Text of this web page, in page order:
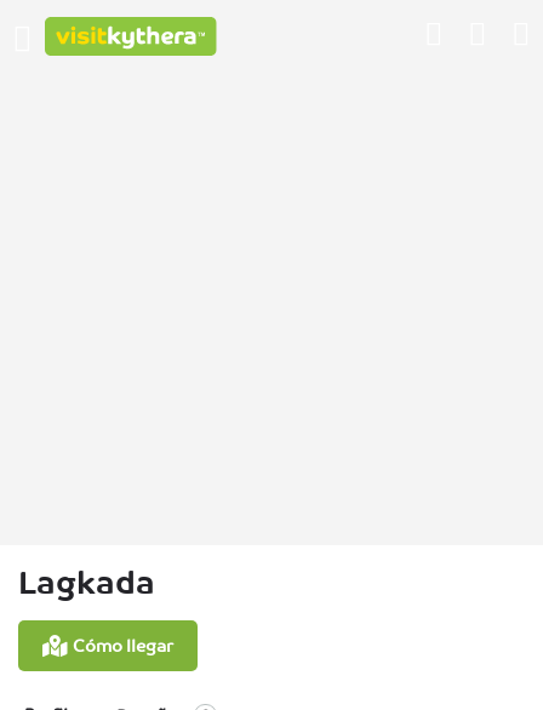
Lagkada
Cómo llegar